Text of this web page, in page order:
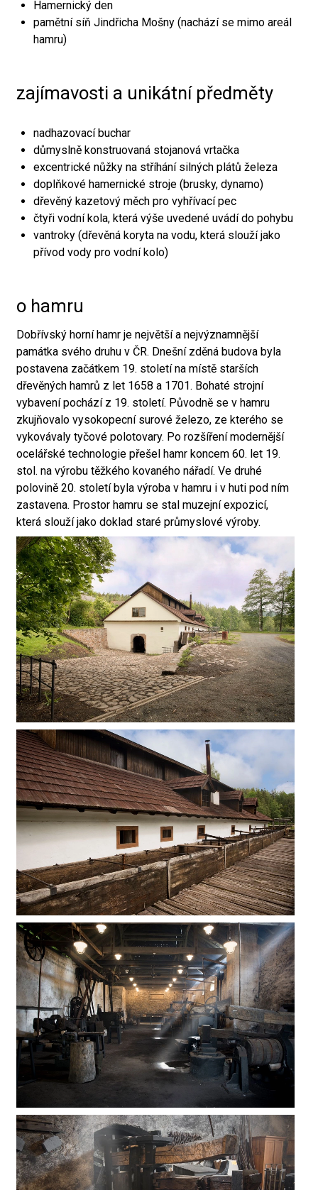
Hamernický den
pamětní síň Jindřicha Mošny (nachází se mimo areál
hamru)
zajímavosti a unikátní předměty
nadhazovací buchar
důmyslně konstruovaná stojanová vrtačka
excentrické nůžky na stříhání silných plátů železa
doplňkové hamernické stroje (brusky, dynamo)
dřevěný kazetový měch pro vyhřívací pec
čtyři vodní kola, která výše uvedené uvádí do pohybu
vantroky (dřevěná koryta na vodu, která slouží jako
přívod vody pro vodní kolo)
o hamru
Dobřívský horní hamr je největší a nejvýznamnější
památka svého druhu v ČR. Dnešní zděná budova byla
postavena začátkem 19. století na místě starších
dřevěných hamrů z let 1658 a 1701. Bohaté strojní
vybavení pochází z 19. století. Původně se v hamru
zkujňovalo vysokopecní surové železo, ze kterého se
vykovávaly tyčové polotovary. Po rozšíření modernější
ocelářské technologie přešel hamr koncem 60. let 19.
stol. na výrobu těžkého kovaného nářadí. Ve druhé
polovině 20. století byla výroba v hamru i v huti pod ním
zastavena. Prostor hamru se stal muzejní expozicí,
která slouží jako doklad staré průmyslové výroby.